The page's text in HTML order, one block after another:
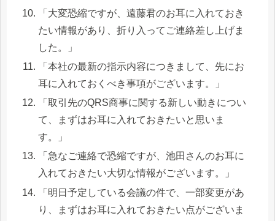
「大変恐縮ですが、遠藤君のお耳に入れておき
たい情報があり、折り入ってご連絡差し上げま
した。」
「本社の最新の指示内容につきまして、先にお
耳に入れておくべき事項がございます。」
「取引先のQRS商事に関する新しい動きについ
て、まずはお耳に入れておきたいと思いま
す。」
「急なご連絡で恐縮ですが、池田さんのお耳に
入れておきたい大切な情報がございます。」
「明日予定している会議の件で、一部変更があ
り、まずはお耳に入れておきたい点がございま